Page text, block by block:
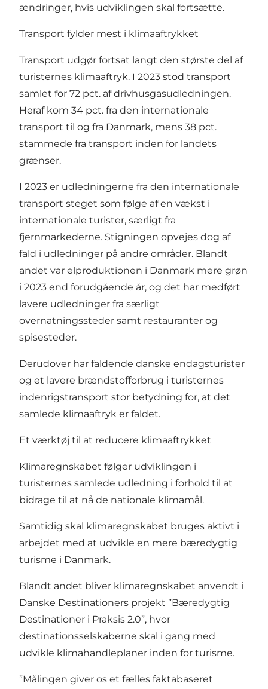
ændringer, hvis udviklingen skal fortsætte.
Transport fylder mest i klimaaftrykket
Transport udgør fortsat langt den største del af
turisternes klimaaftryk. I 2023 stod transport
samlet for 72 pct. af drivhusgasudledningen.
Heraf kom 34 pct. fra den internationale
transport til og fra Danmark, mens 38 pct.
stammede fra transport inden for landets
grænser.
I 2023 er udledningerne fra den internationale
transport steget som følge af en vækst i
internationale turister, særligt fra
fjernmarkederne. Stigningen opvejes dog af
fald i udledninger på andre områder. Blandt
andet var elproduktionen i Danmark mere grøn
i 2023 end forudgående år, og det har medført
lavere udledninger fra særligt
overnatningssteder samt restauranter og
spisesteder.
Derudover har faldende danske endagsturister
og et lavere brændstofforbrug i turisternes
indenrigstransport stor betydning for, at det
samlede klimaaftryk er faldet.
Et værktøj til at reducere klimaaftrykket
Klimaregnskabet følger udviklingen i
turisternes samlede udledning i forhold til at
bidrage til at nå de nationale klimamål.
Samtidig skal klimaregnskabet bruges aktivt i
arbejdet med at udvikle en mere bæredygtig
turisme i Danmark.
Blandt andet bliver klimaregnskabet anvendt i
Danske Destinationers projekt ”Bæredygtig
Destinationer i Praksis 2.0”, hvor
destinationsselskaberne skal i gang med
udvikle klimahandleplaner inden for turisme.
”Målingen giver os et fælles faktabaseret